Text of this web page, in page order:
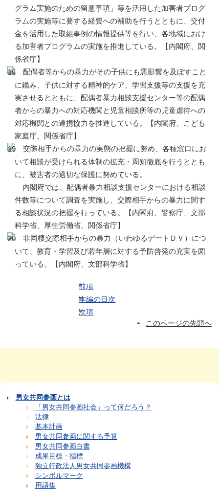
グラム実施のための留意事項」等を活用した加害者プログ
ラムの実施等に要する経費への補助を行うとともに、交付
金を活用した取組事例の情報提供等を行い、各地域におけ
る加害者プログラムの実施を推進している。【内閣府、関
係省庁】
配偶者等からの暴力がその子供にも悪影響を及ぼすこと
に鑑み、子供に対する精神的ケア、学習支援等の支援を充
実させるとともに、配偶者暴力相談支援センター等の配偶
者からの暴力への対応機関と児童相談所等の児童虐待への
対応機関との連携協力を推進している。【内閣府、こども
家庭庁、関係省庁】
交際相手からの暴力の実態の把握に努め、各種窓口にお
いて相談が受けられる体制の拡充・周知徹底を行うととも
に、被害者の適切な保護に努めている。
内閣府では、配偶者暴力相談支援センターにおける相談
件数等について調査を実施し、交際相手からの暴力に関す
る相談状況の把握を行っている。【内閣府、警察庁、文部
科学省、厚生労働省、関係省庁】
非同棲交際相手からの暴力（いわゆるデートＤＶ）につ
いて、教育・学習及び若年層に対する予防啓発の充実を図
っている。【内閣府、文部科学省】
前項
本編の目次
次項
このページの先頭へ